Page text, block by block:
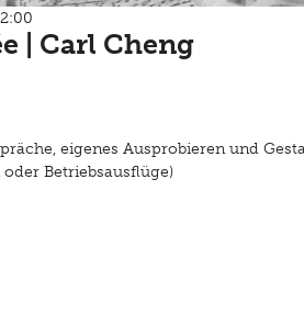
| Carl Cheng
eigenes Ausprobieren und
Betriebsausflüge)